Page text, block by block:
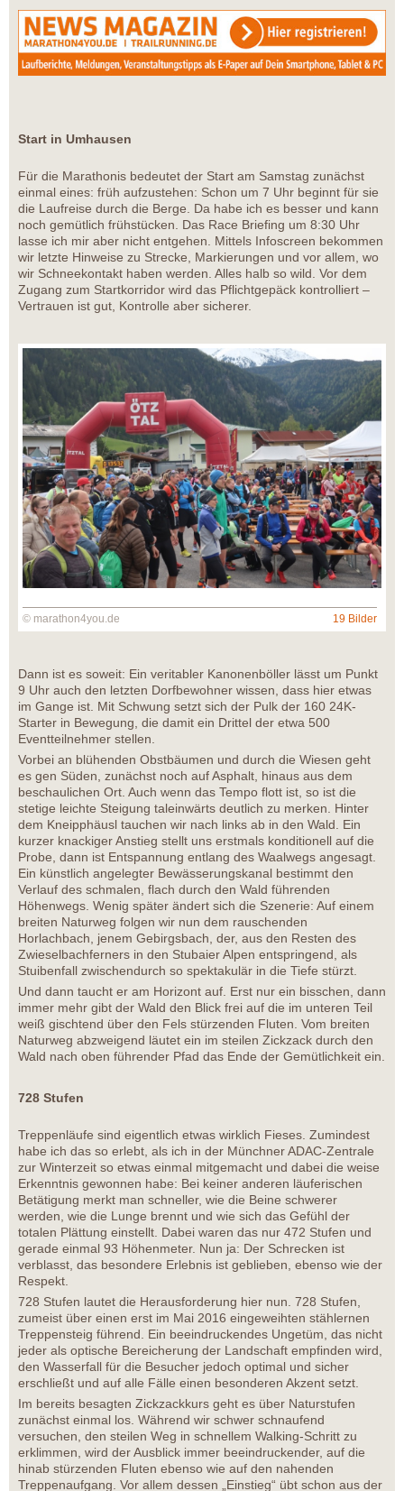
Start in Umhausen
Für die Marathonis bedeutet der Start am Samstag zunächst
einmal eines: früh aufzustehen: Schon um 7 Uhr beginnt für sie
die Laufreise durch die Berge. Da habe ich es besser und kann
noch gemütlich frühstücken. Das Race Briefing um 8:30 Uhr
lasse ich mir aber nicht entgehen. Mittels Infoscreen bekommen
wir letzte Hinweise zu Strecke, Markierungen und vor allem, wo
wir Schneekontakt haben werden. Alles halb so wild. Vor dem
Zugang zum Startkorridor wird das Pflichtgepäck kontrolliert –
Vertrauen ist gut, Kontrolle aber sicherer.
© marathon4you.de 19 Bilder
Dann ist es soweit: Ein veritabler Kanonenböller lässt um Punkt
9 Uhr auch den letzten Dorfbewohner wissen, dass hier etwas
im Gange ist. Mit Schwung setzt sich der Pulk der 160 24K-
Starter in Bewegung, die damit ein Drittel der etwa 500
Eventteilnehmer stellen.
Vorbei an blühenden Obstbäumen und durch die Wiesen geht
es gen Süden, zunächst noch auf Asphalt, hinaus aus dem
beschaulichen Ort. Auch wenn das Tempo flott ist, so ist die
stetige leichte Steigung taleinwärts deutlich zu merken. Hinter
dem Kneipphäusl tauchen wir nach links ab in den Wald. Ein
kurzer knackiger Anstieg stellt uns erstmals konditionell auf die
Probe, dann ist Entspannung entlang des Waalwegs angesagt.
Ein künstlich angelegter Bewässerungskanal bestimmt den
Verlauf des schmalen, flach durch den Wald führenden
Höhenwegs. Wenig später ändert sich die Szenerie: Auf einem
breiten Naturweg folgen wir nun dem rauschenden
Horlachbach, jenem Gebirgsbach, der, aus den Resten des
Zwieselbachferners in den Stubaier Alpen entspringend, als
Stuibenfall zwischendurch so spektakulär in die Tiefe stürzt.
Und dann taucht er am Horizont auf. Erst nur ein bisschen, dann
immer mehr gibt der Wald den Blick frei auf die im unteren Teil
weiß gischtend über den Fels stürzenden Fluten. Vom breiten
Naturweg abzweigend läutet ein im steilen Zickzack durch den
Wald nach oben führender Pfad das Ende der Gemütlichkeit ein.
728 Stufen
Treppenläufe sind eigentlich etwas wirklich Fieses. Zumindest
habe ich das so erlebt, als ich in der Münchner ADAC-Zentrale
zur Winterzeit so etwas einmal mitgemacht und dabei die weise
Erkenntnis gewonnen habe: Bei keiner anderen läuferischen
Betätigung merkt man schneller, wie die Beine schwerer
werden, wie die Lunge brennt und wie sich das Gefühl der
totalen Plättung einstellt. Dabei waren das nur 472 Stufen und
gerade einmal 93 Höhenmeter. Nun ja: Der Schrecken ist
verblasst, das besondere Erlebnis ist geblieben, ebenso wie der
Respekt.
728 Stufen lautet die Herausforderung hier nun. 728 Stufen,
zumeist über einen erst im Mai 2016 eingeweihten stählernen
Treppensteig führend. Ein beeindruckendes Ungetüm, das nicht
jeder als optische Bereicherung der Landschaft empfinden wird,
den Wasserfall für die Besucher jedoch optimal und sicher
erschließt und auf alle Fälle einen besonderen Akzent setzt.
Im bereits besagten Zickzackkurs geht es über Naturstufen
zunächst einmal los. Während wir schwer schnaufend
versuchen, den steilen Weg in schnellem Walking-Schritt zu
erklimmen, wird der Ausblick immer beeindruckender, auf die
hinab stürzenden Fluten ebenso wie auf den nahenden
Treppenaufgang. Vor allem dessen „Einstieg“ übt schon aus der